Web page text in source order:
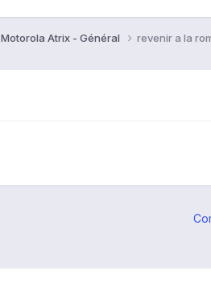
Motorola Atrix - Général revenir a la